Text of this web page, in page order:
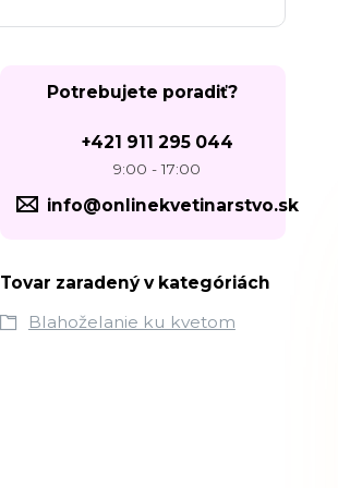
Potrebujete poradiť?
+421 911 295 044
9:00 - 17:00
info@onlinekvetinarstvo.sk
Tovar zaradený v kategóriách
Blahoželanie ku kvetom